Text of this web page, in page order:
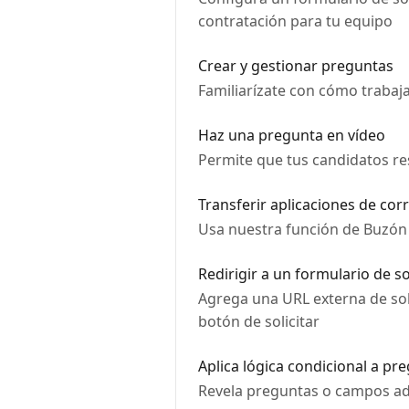
contratación para tu equipo
Crear y gestionar preguntas
Familiarízate con cómo
Haz una pregunta en vídeo
Permite que tus candidatos
Transferir aplicaciones de
Usa nuestra función de
Redirigir a un formulario de
Agrega una URL externa de
botón de solicitar
Aplica lógica condicional a
Revela preguntas o campos